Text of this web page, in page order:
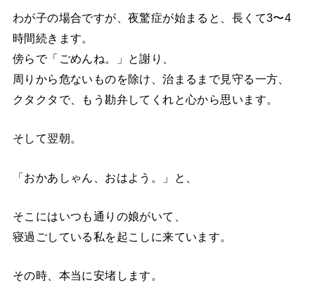
わが子の場合ですが、夜驚症が始まると、長くて3〜4
時間続きます。
傍らで「ごめんね。」と謝り、
周りから危ないものを除け、治まるまで見守る一方、
クタクタで、もう勘弁してくれと心から思います。
そして翌朝。
「おかあしゃん、おはよう。」と、
そこにはいつも通りの娘がいて、
寝過ごしている私を起こしに来ています。
その時、本当に安堵します。